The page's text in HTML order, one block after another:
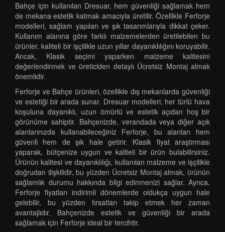
Bahçe için kullanılan Dresuar, hem güvenliği sağlamak hem
de mekana estetik katmak amacıyla üretilir. Özellikle Ferforje
modelleri, sağlam yapıları ve şık tasarımlarıyla dikkat çeker.
Kullanım alanına göre farklı malzemelerden üretilebilen bu
ürünler, kaliteli bir işçilikle uzun yıllar dayanıklılığını koruyabilir.
Ancak, Klasik seçimi yaparken malzeme kalitesini
değerlendirmek ve üreticiden detaylı Ücretsiz Montaj almak
önemlidir.
Ferforje ve Bahçe ürünleri, özellikle dış mekanlarda güvenliği
ve estetiği bir arada sunar. Dresuar modelleri, her türlü hava
koşuluna dayanıklı, uzun ömürlü ve estetik açıdan hoş bir
görünüme sahiptir. Bahçenizde, verandada veya diğer açık
alanlarınızda kullanabileceğiniz Ferforje, bu alanları hem
güvenli hem de şık hale getirir. Klasik fiyat araştırması
yaparak, bütçenize uygun ve kaliteli bir ürün bulabilirsiniz.
Ürünün kalitesi ve dayanıklılığı, kullanılan malzeme ve işçilikle
doğrudan ilişkilidir, bu yüzden Ücretsiz Montaj almak, ürünün
sağlamlık durumu hakkında bilgi edinmenizi sağlar. Ayrıca,
Ferforje fiyatları indirimli dönemlerde oldukça uygun hale
gelebilir, bu yüzden fırsatları takip etmek her zaman
avantajlıdır. Bahçenizde estetik ve güvenliği bir arada
sağlamak için Ferforje ideal bir tercihtir.